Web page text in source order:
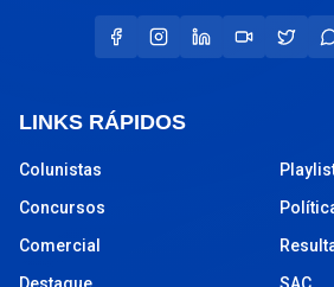
LINKS RÁPIDOS
Colunistas
Concursos
Comercial
Destaque
SAC